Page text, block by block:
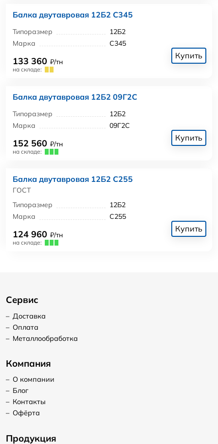
Балка двутавровая 12Б2 С345
Типоразмер
12Б2
Марка
С345
133 360 ₽/тн
на складе:
Купить
Балка двутавровая 12Б2 09Г2С
Типоразмер
12Б2
Марка
09Г2С
152 560 ₽/тн
на складе:
Купить
Балка двутавровая 12Б2 С255
ГОСТ
Типоразмер
12Б2
Марка
С255
124 960 ₽/тн
на складе:
Купить
Сервис
– Доставка
– Оплата
– Металлообработка
Компания
– О компании
– Блог
– Контакты
– Офёрта
Продукция